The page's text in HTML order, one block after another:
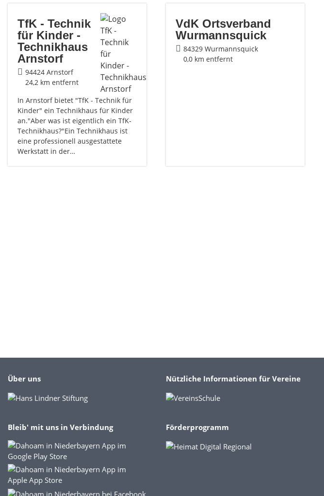
TfK - Technik
für Kinder -
Technikhaus
Arnstorf
94424 Arnstorf
24,2 km entfernt
In Arnstorf bietet "TfK - Technik für
Kinder" ein Technikhaus für Kinder
an."Aber was ist eigentlich ein TfK-
Technikhaus?"Ein Technikhaus ist
eine professionell ausgestattete
Werkstatt in der…
VdK Ortsverband
Wurmannsquick
84329 Wurmannsquick
0,0 km entfernt
Über uns
Bleib' mit uns in Verbindung
Nützliche Informationen für Vereine
Förderprogramm